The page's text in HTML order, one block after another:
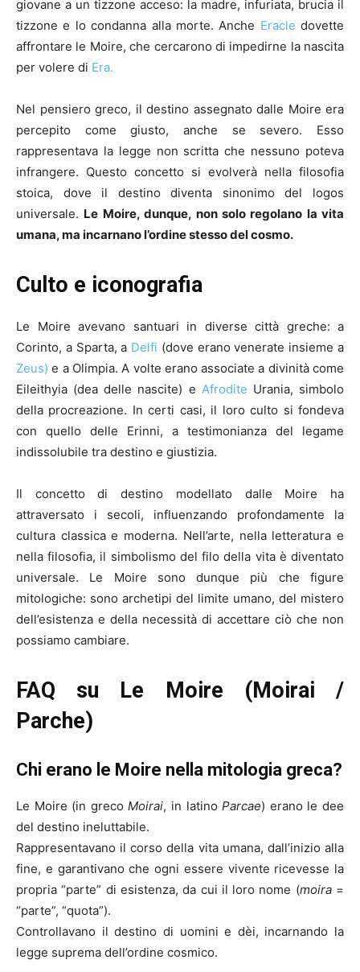
giovane a un tizzone acceso: la madre, infuriata, brucia il
tizzone e lo condanna alla morte. Anche Eracle dovette
affrontare le Moire, che cercarono di impedirne la nascita
per volere di Era.
Nel pensiero greco, il destino assegnato dalle Moire era
percepito come giusto, anche se severo. Esso
rappresentava la legge non scritta che nessuno poteva
infrangere. Questo concetto si evolverà nella filosofia
stoica, dove il destino diventa sinonimo del logos
universale. Le Moire, dunque, non solo regolano la vita
umana, ma incarnano l’ordine stesso del cosmo.
Culto e iconografia
Le Moire avevano santuari in diverse città greche: a
Corinto, a Sparta, a Delfi (dove erano venerate insieme a
Zeus) e a Olimpia. A volte erano associate a divinità come
Eileithyia (dea delle nascite) e Afrodite Urania, simbolo
della procreazione. In certi casi, il loro culto si fondeva
con quello delle Erinni, a testimonianza del legame
indissolubile tra destino e giustizia.
Il concetto di destino modellato dalle Moire ha
attraversato i secoli, influenzando profondamente la
cultura classica e moderna. Nell’arte, nella letteratura e
nella filosofia, il simbolismo del filo della vita è diventato
universale. Le Moire sono dunque più che figure
mitologiche: sono archetipi del limite umano, del mistero
dell’esistenza e della necessità di accettare ciò che non
possiamo cambiare.
FAQ su Le Moire (Moirai /
Parche)
Chi erano le Moire nella mitologia greca?
Le Moire (in grecoMoirai, in latinoParcae) erano le dee
del destino ineluttabile.
Rappresentavano il corso della vita umana, dall’inizio alla
fine, e garantivano che ogni essere vivente ricevesse la
propria “parte” di esistenza, da cui il loro nome (moira=
“parte”, “quota”).
Controllavano il destino di uomini e dèi, incarnando la
legge suprema dell’ordine cosmico.